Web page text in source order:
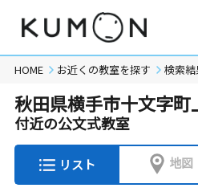
HOME お近くの教室を探す 検索
秋田県横手市十文字町
付近の公文式教室
リスト 地図